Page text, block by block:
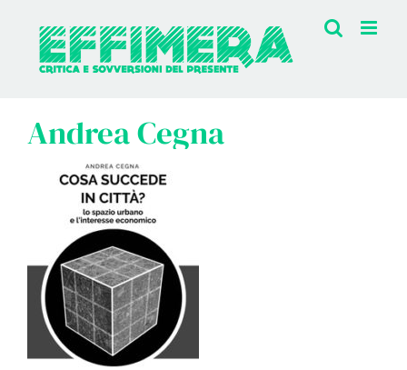
contenuto
Andrea Cegna